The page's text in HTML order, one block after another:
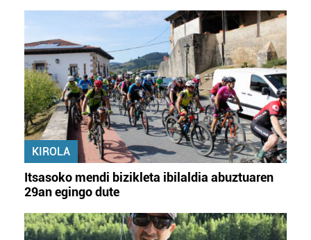
KIROLA
Itsasoko mendi bizikleta ibilaldia abuztuaren
29an egingo dute